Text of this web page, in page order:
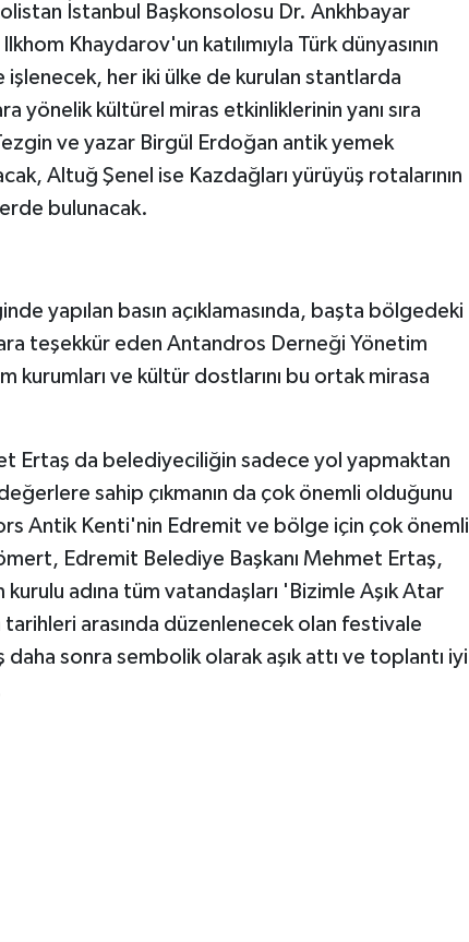
İstanbul Başkonsolosu Dr. Ankhbayar
Khaydarov'un katılımıyla Türk dünyasının
her iki ülke de kurulan stantlarda
yönelik kültürel miras etkinliklerinin yanı sıra
ve yazar Birgül Erdoğan antik yemek
Altuğ Şenel ise Kazdağları yürüyüş rotalarının
bulunacak.
yapılan basın açıklamasında, başta bölgedeki
teşekkür eden Antandros Derneği Yönetim
kurumları ve kültür dostlarını bu ortak mirasa
Ertaş da belediyeciliğin sadece yol yapmaktan
sahip çıkmanın da çok önemli olduğunu
Antik Kenti'nin Edremit ve bölge için çok önemli
Edremit Belediye Başkanı Mehmet Ertaş,
adına tüm vatandaşları 'Bizimle Aşık Atar
tarihleri arasında düzenlenecek olan festivale
sonra sembolik olarak aşık attı ve toplantı iyi